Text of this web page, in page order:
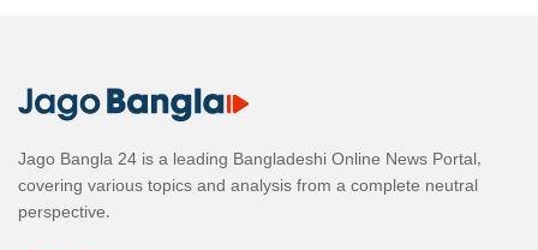
Jago Bangla 24 is a leading Bangladeshi Online News Portal,
covering various topics and analysis from a complete neutral
perspective.